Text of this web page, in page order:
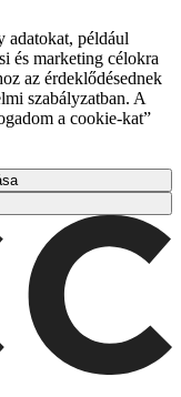
adatokat, például
és marketing célokra
az érdeklődésednek
szabályzatban. A
a cookie-kat”